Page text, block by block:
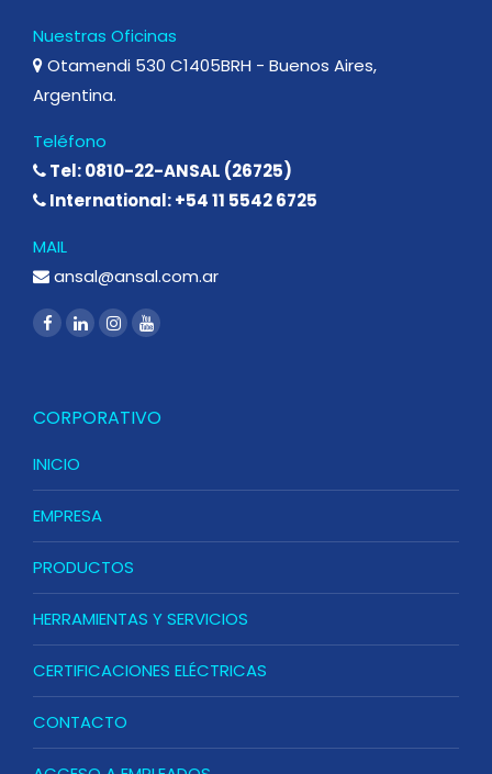
Nuestras Oficinas
Otamendi 530 C1405BRH - Buenos Aires,
Argentina.
Teléfono
Tel: 0810-22-ANSAL (26725)
International: +54 11 5542 6725
MAIL
ansal@ansal.com.ar
CORPORATIVO
INICIO
EMPRESA
PRODUCTOS
HERRAMIENTAS Y SERVICIOS
CERTIFICACIONES ELÉCTRICAS
CONTACTO